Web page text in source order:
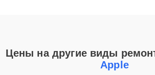
Цены на другие виды
Apple